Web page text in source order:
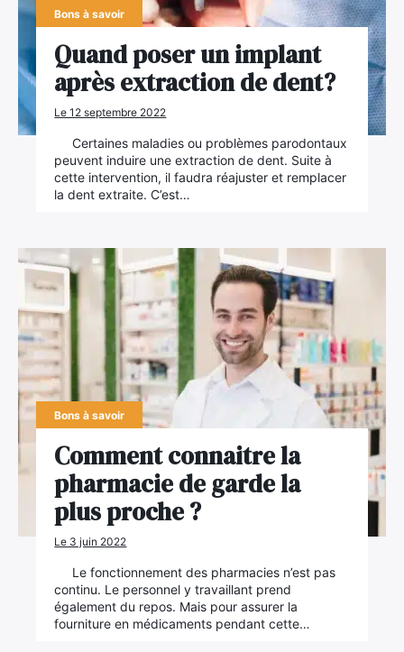
Bons à savoir
Quand poser un implant
après extraction de dent?
Le 12 septembre 2022
Certaines maladies ou problèmes parodontaux
peuvent induire une extraction de dent. Suite à
cette intervention, il faudra réajuster et remplacer
la dent extraite. C’est…
Bons à savoir
Comment connaitre la
pharmacie de garde la
plus proche ?
Le 3 juin 2022
Le fonctionnement des pharmacies n’est pas
continu. Le personnel y travaillant prend
également du repos. Mais pour assurer la
fourniture en médicaments pendant cette…